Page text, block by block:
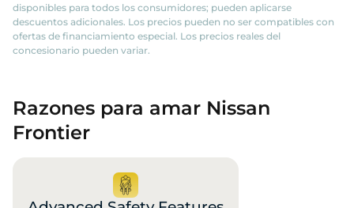
disponibles para todos los consumidores; pueden aplicarse
descuentos adicionales. Los precios pueden no ser compatibles con
ofertas de financiamiento especial. Los precios reales del
concesionario pueden variar.
Razones para amar Nissan
Frontier